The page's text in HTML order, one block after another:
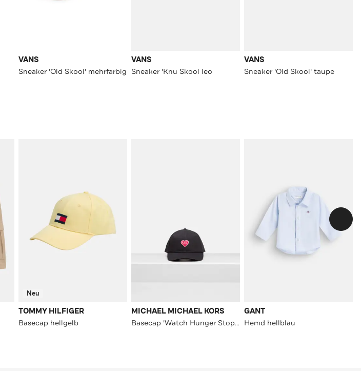
VANS
Sneaker 'Old Skool' mehrfarbig
VANS
Sneaker 'Knu Skool leo
VANS
Sneaker 'Old Skool' taupe
Neu
TOMMY HILFIGER
Basecap hellgelb
MICHAEL MICHAEL KORS
Basecap 'Watch Hunger Stop' schwarz unisex
GANT
Hemd hellblau